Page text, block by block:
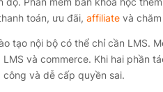
toán, ưu đãi, affiliatevà chăm
tạo nội bộ có thể chỉ cần LMS.
và commerce. Khi hai phần
công và dễ cấp quyền sai.